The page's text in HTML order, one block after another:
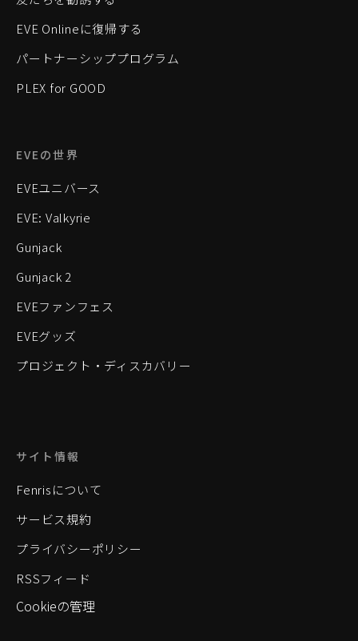
EVE Onlineに復帰する
パートナーシッププログラム
PLEX for GOOD
EVEの世界
EVEユニバース
EVE: Valkyrie
Gunjack
Gunjack 2
EVEファンフェス
EVEグッズ
プロジェクト・ディスカバリー
サイト情報
Fenrisについて
サービス規約
プライバシーポリシー
RSSフィード
Cookieの管理